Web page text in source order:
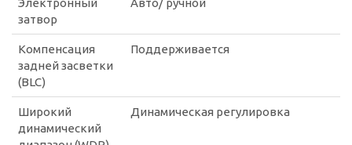
Электронный
затвор
Авто/ ручной
Компенсация
задней засветки
(BLC)
Поддерживается
Широкий
динамический
Динамическая регулировка